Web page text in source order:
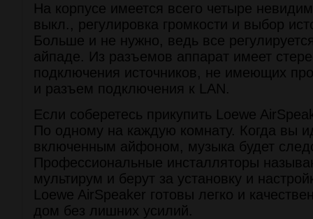
На корпусе имеется всего четыре
выкл., регулировка громкости и выбор
Больше и не нужно, ведь все
айпаде. Из разъемов аппарат имеет
подключения источников, не имеющих
и разъем подключения к LAN.
Если соберетесь прикупить Loewe
По одному на каждую комнату. Когда вы
включенным айфоном, музыка будет
Профессиональные инсталляторы
мультирум и берут за установку и
Loewe AirSpeaker готовы легко и
дом без лишних усилий.